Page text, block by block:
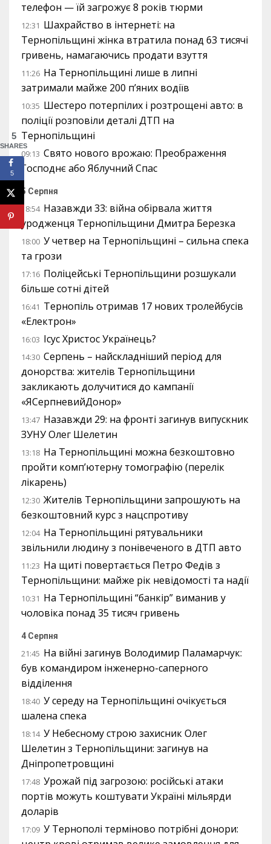
телефон — їй загрожує 8 років тюрми
12:31 Шахрайство в інтернеті: на
Тернопільщині жінка втратила понад 63 тисячі
гривень, намагаючись продати взуття
11:26 На Тернопільщині лише в липні
затримали майже 200 п’яних водіїв
10:35 Шестеро потерпілих і розтрощені авто: в
поліції розповіли деталі ДТП на
Тернопільщині
09:13 Свято нового врожаю: Преображення
Господнє або Яблучний Спас
5 Серпня
18:54 Назавжди 33: війна обірвала життя
уродженця Тернопільщини Дмитра Березка
18:00 У четвер на Тернопільщині – сильна спека
та грози
17:16 Поліцейські Тернопільщини розшукали
більше сотні дітей
16:41 Тернопіль отримав 17 нових тролейбусів
«Електрон»
16:03 Ісус Христос Українець?
14:30 Серпень – найскладніший період для
донорства: жителів Тернопільщини
закликають долучитися до кампанії
«ЯСерпневийДонор»
13:47 Назавжди 29: на фронті загинув випускник
ЗУНУ Олег Шелетин
13:18 На Тернопільщині можна безкоштовно
пройти комп’ютерну томографію (перелік
лікарень)
12:30 Жителів Тернопільщини запрошують на
безкоштовний курс з нацспротиву
12:04 На Тернопільщині рятувальники
звільнили людину з понівеченого в ДТП авто
11:23 На щиті повертається Петро Федів з
Тернопільщини: майже рік невідомості та надії
10:31 На Тернопільщині “банкір” виманив у
чоловіка понад 35 тисяч гривень
4 Серпня
21:45 На війні загинув Володимир Паламарчук:
був командиром інженерно-саперного
відділення
18:40 У середу на Тернопільщині очікується
шалена спека
18:14 У Небесному строю захисник Олег
Шелетин з Тернопільщини: загинув на
Дніпропетровщині
17:48 Урожай під загрозою: російські атаки
портів можуть коштувати Україні мільярди
доларів
17:09 У Тернополі терміново потрібні донори:
5
SHARES
5